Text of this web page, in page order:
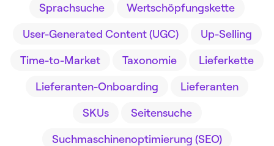
Sprachsuche
Wertschöpfungskette
User-Generated Content (UGC)
Up-Selling
Time-to-Market
Taxonomie
Lieferkette
Lieferanten-Onboarding
Lieferanten
SKUs
Seitensuche
Suchmaschinenoptimierung (SEO)